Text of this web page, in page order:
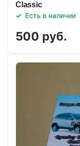
Classic
Есть в наличии
500 руб.